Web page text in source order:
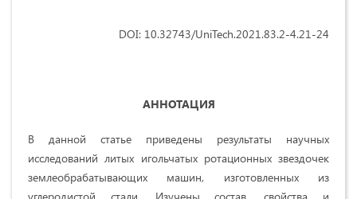
DOI: 10.32743/UniTech.2021.83.2-4.21-24
АННОТАЦИЯ
В данной статье приведены результаты научных
исследований литых игольчатых ротационных звездочек
землеобрабатывающих машин, изготовленных из